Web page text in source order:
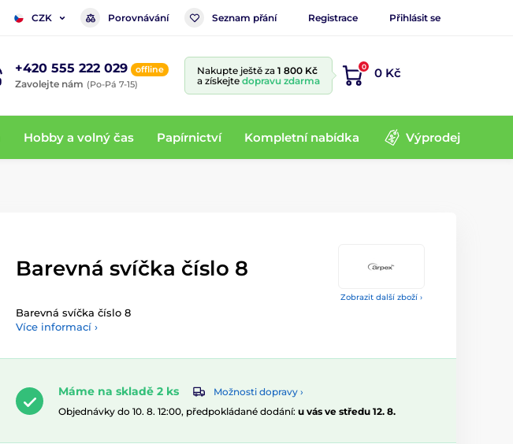
CZK Porovnávání Seznam přání Registrace Přihlásit se
+420 555 222 029 offline
Zavolejte nám (Po-Pá 7-15)
Nakupte ještě za 1 800 Kč
a získejte dopravu zdarma
0 0 Kč
Hobby a volný čas Papírnictví Kompletní nabídka Výprodej
Zobrazit další zboží ›
Barevná svíčka číslo 8
Barevná svíčka číslo 8
Více informací ›
Máme na skladě 2 ks
Možnosti dopravy ›
Objednávky do 10. 8. 12:00, předpokládané dodání: u vás ve středu 12. 8.